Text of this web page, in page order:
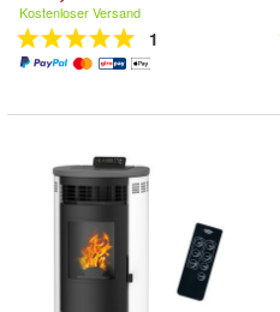
Kostenloser Versand
1